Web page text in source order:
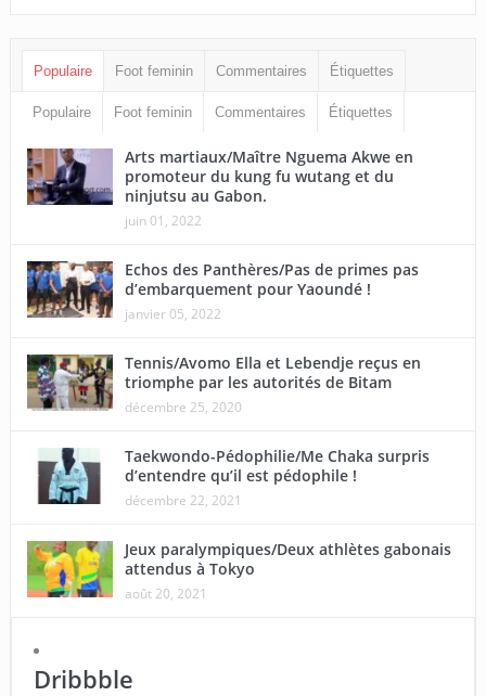
Populaire Foot feminin Commentaires Étiquettes
Populaire Foot feminin Commentaires Étiquettes
Arts martiaux/Maître Nguema Akwe en
promoteur du kung fu wutang et du
ninjutsu au Gabon.
juin 01, 2022
Echos des Panthères/Pas de primes pas
d’embarquement pour Yaoundé !
janvier 05, 2022
Tennis/Avomo Ella et Lebendje reçus en
triomphe par les autorités de Bitam
décembre 25, 2020
Taekwondo-Pédophilie/Me Chaka surpris
d’entendre qu’il est pédophile !
décembre 22, 2021
Jeux paralympiques/Deux athlètes gabonais
attendus à Tokyo
août 20, 2021
Dribbble